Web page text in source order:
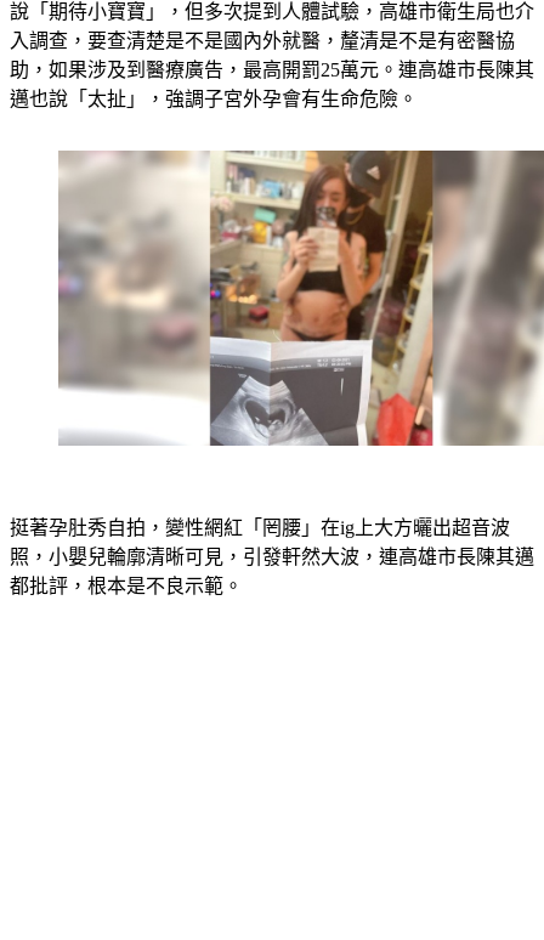
入調查，要查清楚是不是國內外就醫，釐清是不是有密醫協
助，如果涉及到醫療廣告，最高開罰25萬元。連高雄市長陳其
邁也說「太扯」，強調子宮外孕會有生命危險。
照，小嬰兒輪廓清晰可見，引發軒然大波，連高雄市長陳其邁
都批評，根本是不良示範。